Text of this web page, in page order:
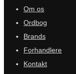
Om os
Ordbog
Brands
Forhandlere
Kontakt